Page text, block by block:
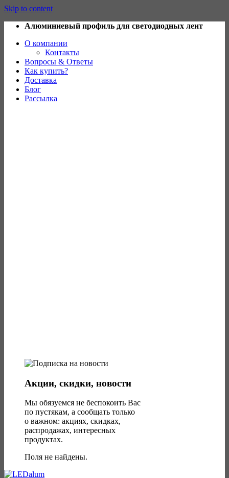
Skip to content
Алюминиевый профиль для светодиодных лент
О компании
Контакты
Вопросы & Ответы
Как купить?
Доставка
Блог
Рассылка
Акции, скидки, новости
Мы обязуемся не беспокоить Вас
по пустякам, а сообщать только
о важном: акциях, скидках,
распродажах, интересных
продуктах.
Поля не найдены.